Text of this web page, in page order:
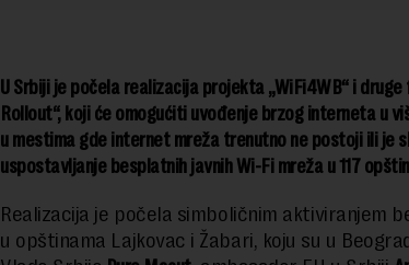
U Srbiji je počela realizacija projekta „WiFi4WB“ i
Rollout“, koji će omogućiti uvođenje brzog interneta u
u mestima gde internet mreža trenutno ne postoji ili je
uspostavljanje besplatnih javnih Wi-Fi mreža u 117
Realizacija je počela simboličnim aktiviranjem
u opštinama Lajkovac i Žabari, koju su u